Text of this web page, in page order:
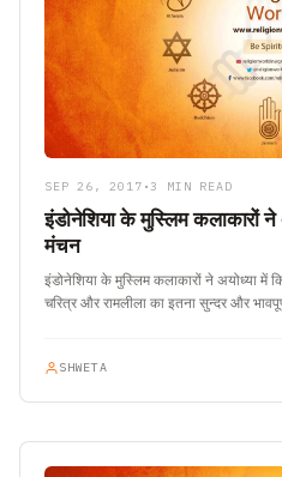
SEP 26, 2017 • 3 MIN READ
इंडोनेशिया के मुस्लिम कलाकारों ने
मंचन
इंडोनेशिया के मुस्लिम कलाकारों ने अयोध्या में
चरित्र और रामलीला का इतना सुन्दर और
SHWETA